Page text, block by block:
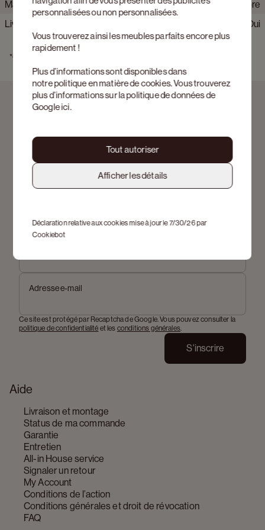
personnalisées ou non personnalisées.
Vous trouverez ainsi les meubles parfaits encore plus
rapidement !
Plus d’informations sont disponibles dans
notrepolitique en matière de cookies. Vous trouverez
plus d’informations sur la politique de données de
Googleici.
Tout autoriser
Afficher les détails
Déclaration relative aux cookies mise à jour le 7/30/26 par
Cookiebot
Marque
JUNTOO
Matériau armature
Marbre
Matériau plateau de table
Marbre
Couleur detail plateau de table
Livrable de stock
Oui
Délai de livraison
estimé
*Consultez les
Aide
Livraison et montage
Status de ma commande
Garantie
Entretien
All-in House service
Signaler un retour
My Account
Conditions de l’action
Conditions générales et droit de révocation
FAQ
Inscrivez-vous à notre newsletter
Adresse e-mail
Ce site est protégé par Recaptcha de Google. Vous pouvez consulter la
politique de confidentialité et les conditions générales.
S'inscrire